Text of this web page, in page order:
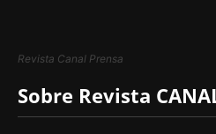
Revista Canal Prensa
Sobre Revista